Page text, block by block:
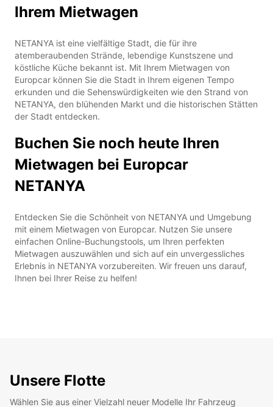
Ihrem Mietwagen
NETANYA ist eine vielfältige Stadt, die für ihre
atemberaubenden Strände, lebendige Kunstszene und
köstliche Küche bekannt ist. Mit Ihrem Mietwagen von
Europcar können Sie die Stadt in Ihrem eigenen Tempo
erkunden und die Sehenswürdigkeiten wie den Strand von
NETANYA, den blühenden Markt und die historischen Stätten
der Stadt entdecken.
Buchen Sie noch heute Ihren
Mietwagen bei Europcar
NETANYA
Entdecken Sie die Schönheit von NETANYA und Umgebung
mit einem Mietwagen von Europcar. Nutzen Sie unsere
einfachen Online-Buchungstools, um Ihren perfekten
Mietwagen auszuwählen und sich auf ein unvergessliches
Erlebnis in NETANYA vorzubereiten. Wir freuen uns darauf,
Ihnen bei Ihrer Reise zu helfen!
Unsere Flotte
Wählen Sie aus einer Vielzahl neuer Modelle Ihr Fahrzeug